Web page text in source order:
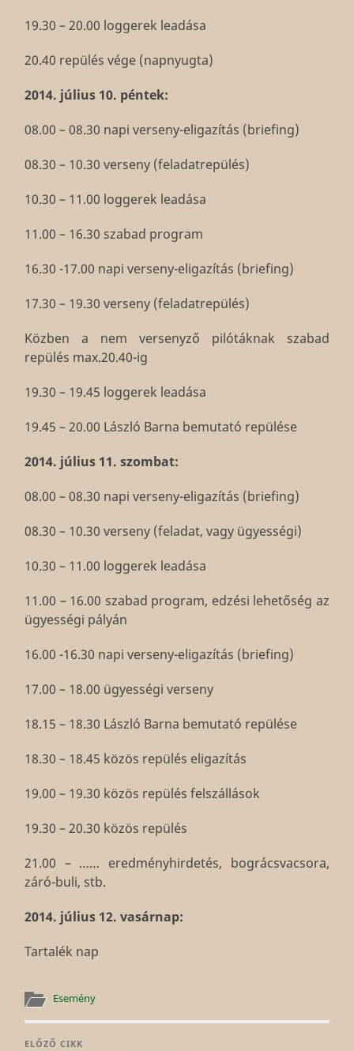
19.30 – 20.00 loggerek leadása
20.40 repülés vége (napnyugta)
2014. július 10. péntek:
08.00 – 08.30 napi verseny-eligazítás (briefing)
08.30 – 10.30 verseny (feladatrepülés)
10.30 – 11.00 loggerek leadása
11.00 – 16.30 szabad program
16.30 -17.00 napi verseny-eligazítás (briefing)
17.30 – 19.30 verseny (feladatrepülés)
Közben a nem versenyző pilótáknak szabad
repülés max.20.40-ig
19.30 – 19.45 loggerek leadása
19.45 – 20.00 László Barna bemutató repülése
2014. július 11. szombat:
08.00 – 08.30 napi verseny-eligazítás (briefing)
08.30 – 10.30 verseny (feladat, vagy ügyességi)
10.30 – 11.00 loggerek leadása
11.00 – 16.00 szabad program, edzési lehetőség az
ügyességi pályán
16.00 -16.30 napi verseny-eligazítás (briefing)
17.00 – 18.00 ügyességi verseny
18.15 – 18.30 László Barna bemutató repülése
18.30 – 18.45 közös repülés eligazítás
19.00 – 19.30 közös repülés felszállások
19.30 – 20.30 közös repülés
21.00 – …… eredményhirdetés, bográcsvacsora,
záró-buli, stb.
2014. július 12. vasárnap:
Tartalék nap
Esemény
ELŐZŐ CIKK